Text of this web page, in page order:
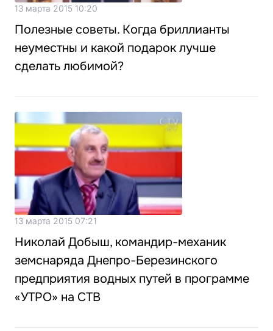
13 марта 2015 10:20
Полезные советы. Когда бриллианты
неуместны и какой подарок лучше
сделать любимой?
13 марта 2015 07:21
Николай Добыш, командир-механик
земснаряда Днепро-Березинского
предприятия водных путей в программе
«УТРО» на СТВ